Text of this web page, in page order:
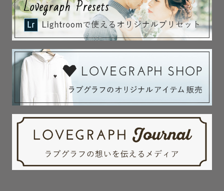
季節問わずたくさんいただいております！
産着の着方がご不安な方は
どうぞご安心ください☺️
水天宮の撮影経験豊富です✨
❏ 七五三🍁
我が家の長男が3歳の時、
大暴れした経験があります😂笑